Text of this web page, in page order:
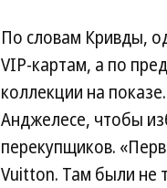
По словам Кривды,
VIP-картам, а по
коллекции на
Анджелесе, чтобы
перекупщиков.
Vuitton. Там были не